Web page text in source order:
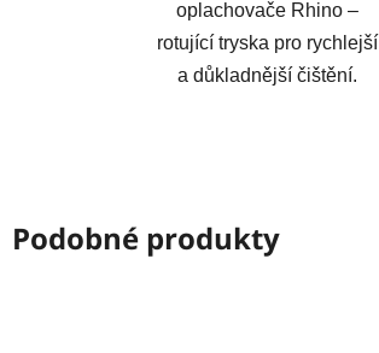
oplachovače Rhino –
rotující tryska pro rychlejší
a důkladnější čištění.
Podobné produkty